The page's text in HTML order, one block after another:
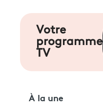
Votre
programme
TV
À la une